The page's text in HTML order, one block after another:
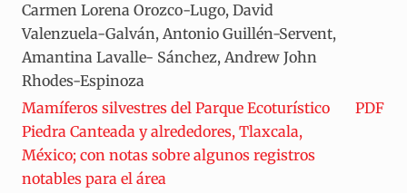
Carmen Lorena Orozco-Lugo, David
Valenzuela-Galván, Antonio Guillén-Servent,
Amantina Lavalle- Sánchez, Andrew John
Rhodes-Espinoza
Mamíferos silvestres del Parque Ecoturístico
Piedra Canteada y alrededores, Tlaxcala,
México; con notas sobre algunos registros
notables para el área
PDF